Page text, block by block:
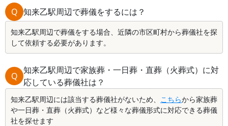
Q 知来乙駅周辺で葬儀をするには？
知来乙駅周辺で葬儀をする場合、近隣の市区町村から葬儀社を探
して依頼する必要があります。
Q
知来乙駅周辺で家族葬・一日葬・直葬（火葬式）に対
応している葬儀社は？
知来乙駅周辺には該当する葬儀社がないため、 こちらから家族葬
や一日葬・直葬（火葬式）など様々な葬儀形式に対応できる葬儀
社を探せます